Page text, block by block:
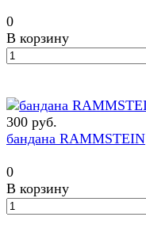
0
В корзину
300 руб.
бандана RAMMSTEIN
0
В корзину